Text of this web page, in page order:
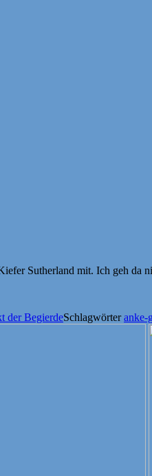
Sutherland mit. Ich geh da
der BegierdeSchlagwörteranke-